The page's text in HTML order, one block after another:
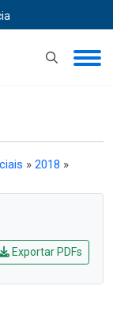
» 2018 »
Exportar PDFs